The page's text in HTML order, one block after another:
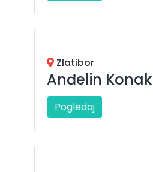
Zlatibor
Anđelin Konak
Pogledaj